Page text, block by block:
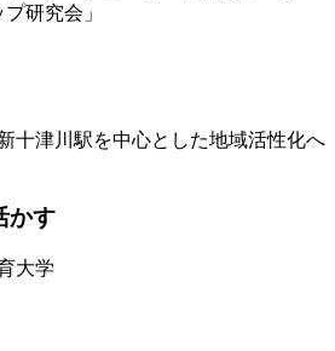
研究会」
十津川駅を中心とした地域活性化へ
かす
大学